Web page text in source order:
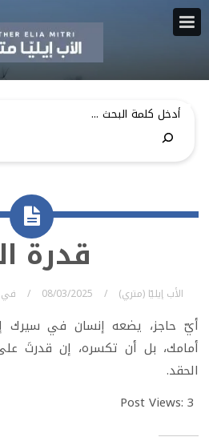
قدرة
الأب إيليّا (متري) 08/03/2025 في
أيّ حاجز، يضعه إنسان في سيرك
أمامك، بل أن تكسره، إن قدرتَ
الحقد.
Post Views: 3